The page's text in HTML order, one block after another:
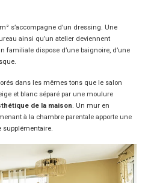
s’accompagne d’un dressing. Une
ainsi qu’un atelier deviennent
familiale dispose d’une baignoire, d’une
dans les mêmes tons que le salon
et blanc séparé par une moulure
de la maison. Un mur en
à la chambre parentale apporte une
supplémentaire.